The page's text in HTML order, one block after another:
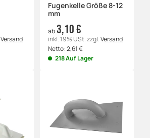
Versand
Fugenkelle Größe 8-12
mm
ab3,10 €
inkl. 19% USt.zzgl.Versand
Netto:2,61€
218 Auf Lager